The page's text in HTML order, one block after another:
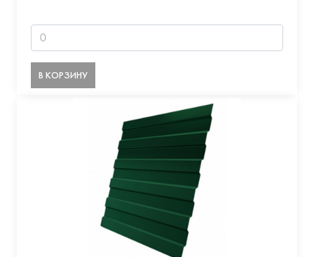
В КОРЗИНУ